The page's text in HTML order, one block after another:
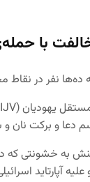
با
ده‌ها نفر در نقاط
دعا و برکت
به خشونتی که
آپارتاید